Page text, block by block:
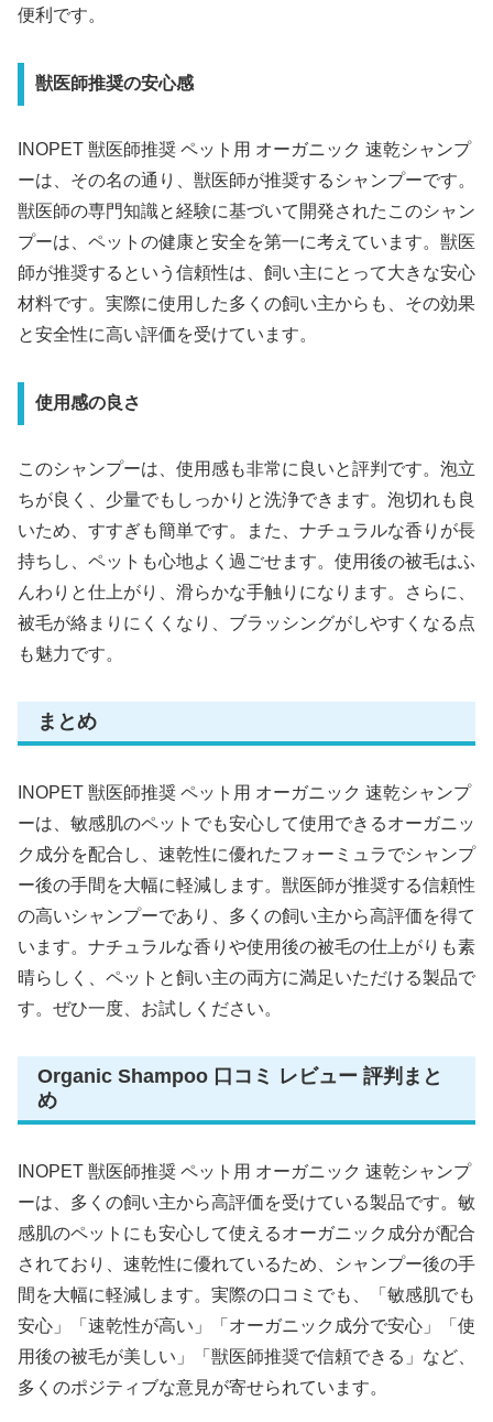
便利です。
獣医師推奨の安心感
INOPET 獣医師推奨 ペット用 オーガニック 速乾シャンプ
ーは、その名の通り、獣医師が推奨するシャンプーです。
獣医師の専門知識と経験に基づいて開発されたこのシャン
プーは、ペットの健康と安全を第一に考えています。獣医
師が推奨するという信頼性は、飼い主にとって大きな安心
材料です。実際に使用した多くの飼い主からも、その効果
と安全性に高い評価を受けています。
使用感の良さ
このシャンプーは、使用感も非常に良いと評判です。泡立
ちが良く、少量でもしっかりと洗浄できます。泡切れも良
いため、すすぎも簡単です。また、ナチュラルな香りが長
持ちし、ペットも心地よく過ごせます。使用後の被毛はふ
んわりと仕上がり、滑らかな手触りになります。さらに、
被毛が絡まりにくくなり、ブラッシングがしやすくなる点
も魅力です。
まとめ
INOPET 獣医師推奨 ペット用 オーガニック 速乾シャンプ
ーは、敏感肌のペットでも安心して使用できるオーガニッ
ク成分を配合し、速乾性に優れたフォーミュラでシャンプ
ー後の手間を大幅に軽減します。獣医師が推奨する信頼性
の高いシャンプーであり、多くの飼い主から高評価を得て
います。ナチュラルな香りや使用後の被毛の仕上がりも素
晴らしく、ペットと飼い主の両方に満足いただける製品で
す。ぜひ一度、お試しください。
Organic Shampoo 口コミ レビュー 評判まと
め
INOPET 獣医師推奨 ペット用 オーガニック 速乾シャンプ
ーは、多くの飼い主から高評価を受けている製品です。敏
感肌のペットにも安心して使えるオーガニック成分が配合
されており、速乾性に優れているため、シャンプー後の手
間を大幅に軽減します。実際の口コミでも、「敏感肌でも
安心」「速乾性が高い」「オーガニック成分で安心」「使
用後の被毛が美しい」「獣医師推奨で信頼できる」など、
多くのポジティブな意見が寄せられています。